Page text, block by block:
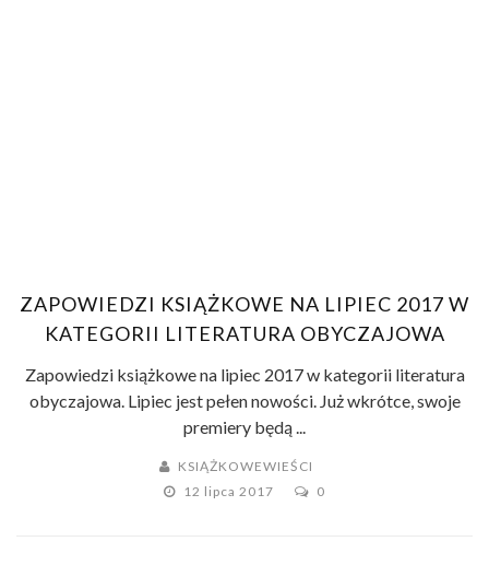
ZAPOWIEDZI KSIĄŻKOWE NA LIPIEC 2017 W
KATEGORII LITERATURA OBYCZAJOWA
Zapowiedzi książkowe na lipiec 2017 w kategorii literatura
obyczajowa. Lipiec jest pełen nowości. Już wkrótce, swoje
premiery będą ...
KSIĄŻKOWEWIEŚCI
12 lipca 2017
0